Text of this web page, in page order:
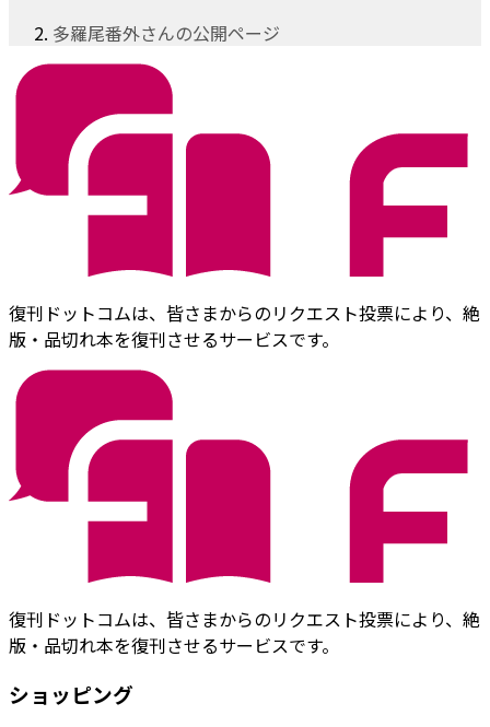
多羅尾番外さんの公開ページ
復刊ドットコムは、皆さまからのリクエスト投票により、絶
版・品切れ本を復刊させるサービスです。
復刊ドットコムは、皆さまからのリクエスト投票により、絶
版・品切れ本を復刊させるサービスです。
ショッピング